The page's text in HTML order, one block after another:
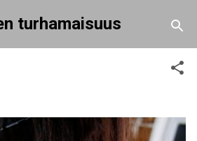
Siirry pääsisältöön
turhamaisuus